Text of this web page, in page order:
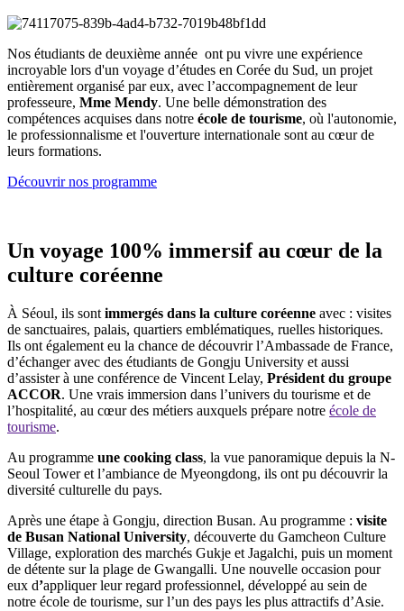
Nos étudiants de deuxième année ont pu vivre une expérience
incroyable lors d'un voyage d’études en Corée du Sud, un projet
entièrement organisé par eux, avec l’accompagnement de leur
professeure, Mme Mendy. Une belle démonstration des
compétences acquises dans notre école de tourisme, où l'autonomie,
le professionnalisme et l'ouverture internationale sont au cœur de
leurs formations.
Découvrir nos programme
Un voyage 100% immersif au cœur de la
culture coréenne
À Séoul, ils sont immergés dans la culture coréenne avec : visites
de sanctuaires, palais, quartiers emblématiques, ruelles historiques.
Ils ont également eu la chance de découvrir l’Ambassade de France,
d’échanger avec des étudiants de Gongju University et aussi
d’assister à une conférence de Vincent Lelay, Président du groupe
ACCOR. Une vrais immersion dans l’univers du tourisme et de
l’hospitalité, au cœur des métiers auxquels prépare notre école de
tourisme.
Au programme une cooking class, la vue panoramique depuis la N-
Seoul Tower et l’ambiance de Myeongdong, ils ont pu découvrir la
diversité culturelle du pays.
Après une étape à Gongju, direction Busan. Au programme : visite
de Busan National University, découverte du Gamcheon Culture
Village, exploration des marchés Gukje et Jagalchi, puis un moment
de détente sur la plage de Gwangalli. Une nouvelle occasion pour
eux d’appliquer leur regard professionnel, développé au sein de
notre école de tourisme, sur l’un des pays les plus attractifs d’Asie.